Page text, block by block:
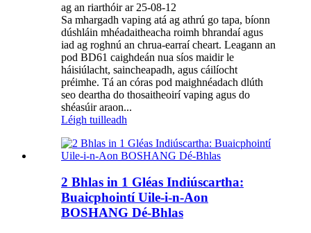
ag an riarthóir ar 25-08-12
Sa mhargadh vaping atá ag athrú go tapa, bíonn
dúshláin mhéadaitheacha roimh bhrandaí agus
iad ag roghnú an chrua-earraí cheart. Leagann an
pod BD61 caighdeán nua síos maidir le
háisiúlacht, saincheapadh, agus cáilíocht
préimhe. Tá an córas pod maighnéadach dlúth
seo deartha do thosaitheoirí vaping agus do
shéasúir araon...
Léigh tuilleadh
2 Bhlas in 1 Gléas Indiúscartha:
Buaicphointí Uile-i-n-Aon
BOSHANG Dé-Bhlas